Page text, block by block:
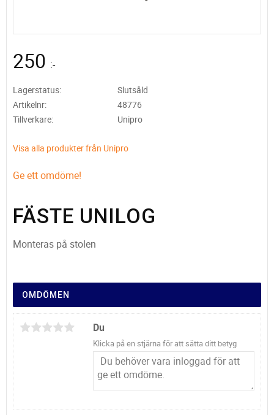
250 :-
Lagerstatus
Slutsåld
Artikelnr
48776
Tillverkare
Unipro
Visa alla produkter från Unipro
Ge ett omdöme!
FÄSTE UNILOG
Monteras på stolen
OMDÖMEN
Du
Klicka på en stjärna för att sätta ditt betyg